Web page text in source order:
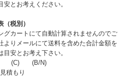
とお考えください。
税別）
グカートにて自動計算されませんのでご
よりメールにて送料を含めた合計金額を
安とお考え下さい。
(C)
(B/N)
積もり